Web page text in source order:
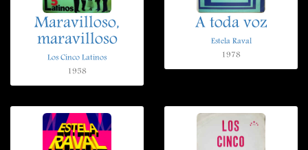
Maravilloso,
maravilloso
Los Cinco Latinos
1958
A toda voz
Estela Raval
1978